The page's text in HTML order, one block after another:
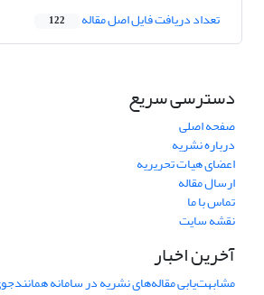
تعداد دریافت فایل اصل مقاله 122
دسترسی سریع
صفحه اصلی
درباره نشریه
اعضای هیات تحریریه
ارسال مقاله
تماس با ما
نقشه سایت
آخرین اخبار
مشابهت‌یابی مقاله‌های نشریه در سامانه